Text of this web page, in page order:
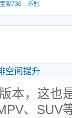
宝骏730 乐驰
空间提升
本，这也
、SUV